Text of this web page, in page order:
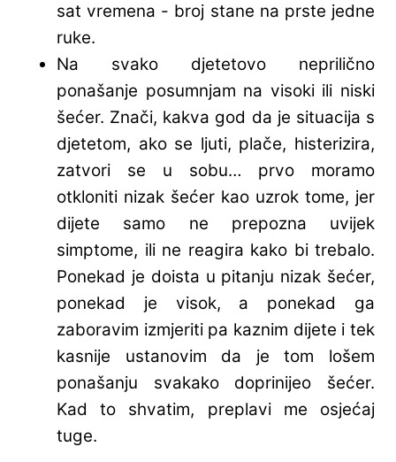
sat vremena - broj stane na prste jedne
ruke.
Na svako djetetovo neprilično
ponašanje posumnjam na visoki ili niski
šećer. Znači, kakva god da je situacija s
djetetom, ako se ljuti, plače, histerizira,
zatvori se u sobu… prvo moramo
otkloniti nizak šećer kao uzrok tome, jer
dijete samo ne prepozna uvijek
simptome, ili ne reagira kako bi trebalo.
Ponekad je doista u pitanju nizak šećer,
ponekad je visok, a ponekad ga
zaboravim izmjeriti pa kaznim dijete i tek
kasnije ustanovim da je tom lošem
ponašanju svakako doprinijeo šećer.
Kad to shvatim, preplavi me osjećaj
tuge.